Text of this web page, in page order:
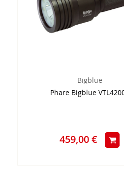
Bigblue
Phare Bigblue
459,00 €